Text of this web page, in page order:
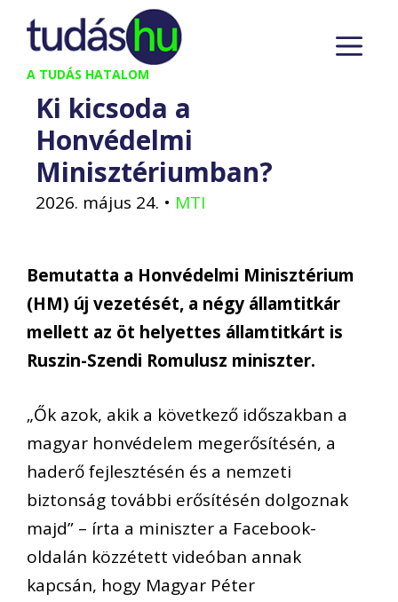
Kilépés
tartalomba
A TUDÁS HATALOM
Ki kicsoda a
Honvédelmi
Minisztériumban?
2026. május 24. • MTI
Bemutatta a Honvédelmi Minisztérium
(HM) új vezetését, a négy államtitkár
mellett az öt helyettes államtitkárt is
Ruszin-Szendi Romulusz miniszter.
„Ők azok, akik a következő időszakban a
magyar honvédelem megerősítésén, a
haderő fejlesztésén és a nemzeti
biztonság további erősítésén dolgoznak
majd” – írta a miniszter a Facebook-
oldalán közzétett videóban annak
kapcsán, hogy Magyar Péter